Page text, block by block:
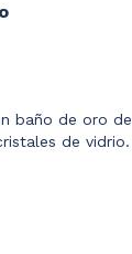
baño de oro
de vidrio.